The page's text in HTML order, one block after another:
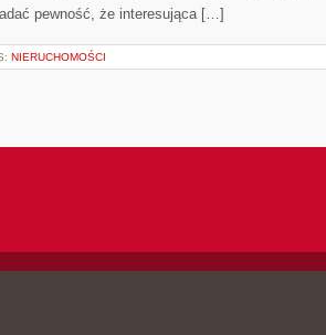
pewność, że interesująca […]
NIERUCHOMOŚCI